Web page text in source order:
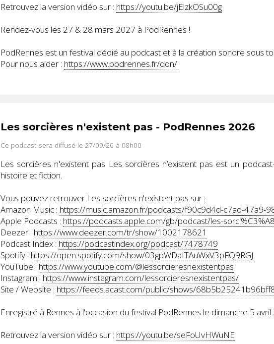
Retrouvez la version vidéo sur : https://youtu.be/jElzkOSu00g
Rendez-vous les 27 & 28 mars 2027 à PodRennes !
PodRennes est un festival dédié au podcast et à la création sonore sous
Pour nous aider : https://www.podrennes.fr/don/
Les sorcières n'existent pas - PodRennes 2026
Ce podcast sera diffusé le 27/09/26 à 08h00
Les sorcières n'existent pas Les sorcières n’existent pas est un
histoire et fiction.
Vous pouvez retrouver Les sorcières n'existent pas sur :
Amazon Music : https://music.amazon.fr/podcasts/f90c9d4d-c7ad-47a9-
Apple Podcasts : https://podcasts.apple.com/gb/podcast/les-
Deezer : https://www.deezer.com/tr/show/1002178621
Podcast Index : https://podcastindex.org/podcast/7478749
Spotify : https://open.spotify.com/show/03gpWDaITAuWxV3pFQ9RGJ
YouTube : https://www.youtube.com/@lessorcieresnexistentpas
Instagram : https://www.instagram.com/lessorcieresnexistentpas/
Site / Website : https://feeds.acast.com/public/shows/
Enregistré à Rennes à l'occasion du festival PodRennes le dimanche 5
Retrouvez la version vidéo sur : https://youtu.be/seFoUvHWuNE